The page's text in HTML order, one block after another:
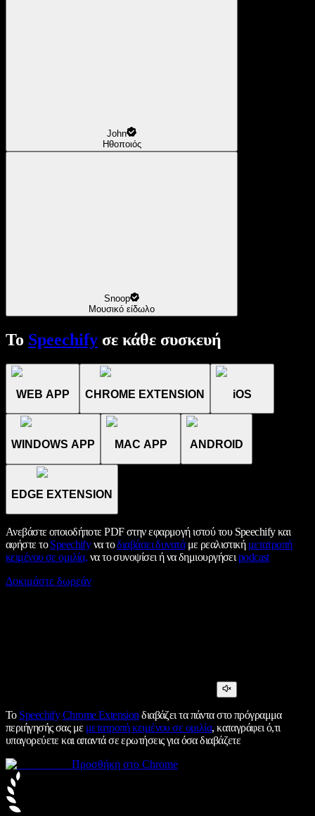
John
Ηθοποιός
Snoop
Μουσικό είδωλο
Το Speechify σε κάθε συσκευή
WEB APP CHROME EXTENSION iOS
WINDOWS APP MAC APP ANDROID
EDGE EXTENSION
Ανεβάστε οποιοδήποτε PDF στην εφαρμογή ιστού του Speechify και
αφήστε τοSpeechifyνα τοδιαβάσει δυνατάμε ρεαλιστική μετατροπή
κειμένου σε ομιλία, να το συνοψίσει ή να δημιουργήσει podcast
Δοκιμάστε δωρεάν
Το Speechify Chrome Extension διαβάζει τα πάντα στο πρόγραμμα
περιήγησής σας με μετατροπή κειμένου σε ομιλία, καταγράφει ό,τι
υπαγορεύετε και απαντά σε ερωτήσεις για όσα διαβάζετε
Προσθήκη στο Chrome